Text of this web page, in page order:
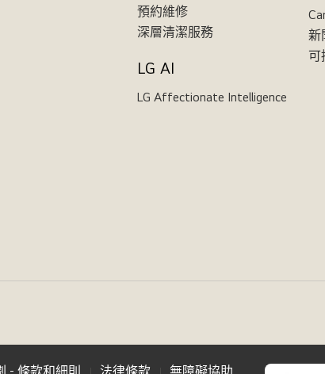
預約維修
深層清潔服務
LG AI
LG Affectionate Intelligence
新
可